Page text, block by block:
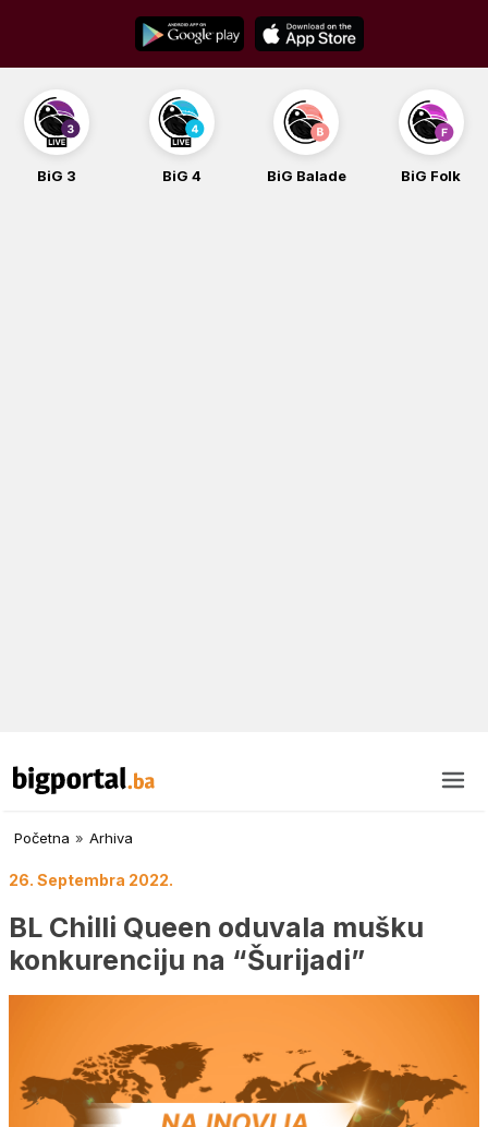
content
BiG 3 BiG 4 BiG Balade BiG Folk
Početna » Arhiva
26. Septembra 2022.
BL Chilli Queen oduvala mušku
konkurenciju na “Šurijadi”